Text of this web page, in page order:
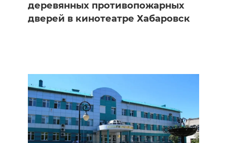
деревянных противопожарных
дверей в кинотеатре Хабаровск